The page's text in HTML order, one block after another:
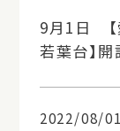
9月1日 【
若葉台】開
2022/08/01